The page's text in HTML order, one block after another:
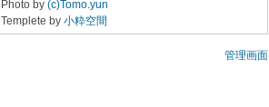
Photo by (c)Tomo.yun
Templete by 小粋空間
管理画面